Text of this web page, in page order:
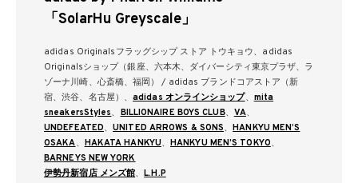
「SolarHu Greyscale」
adidas Originalsフラッグシップ ストア トウキョウ、adidas
Originalsショップ（銀座、六本木、ダイバーシティ東京プラザ、ラ
ゾーナ川崎、心斎橋、福岡） / adidas ブランドコアストア（新
宿、渋谷、名古屋）、 adidas オンラインショップ、 mita
sneakersStyles、 BILLIONAIRE BOYS CLUB、 VA、
UNDEFEATED、UNITED ARROWS & SONS、HANKYU MEN’S
OSAKA、 HAKATA HANKYU、HANKYU MEN’S TOKYO、
BARNEYS NEW YORK
伊勢丹新宿店 メンズ館、L.H.P